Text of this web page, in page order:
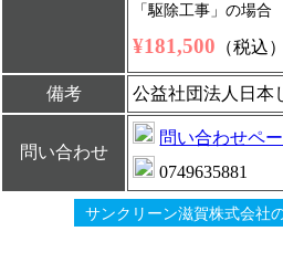
「駆除工事」の場合
¥181,500 （税込）
備考 公益社団法人日本
問い合わせ
問い合わせペ
0749635881
サンクリーン滋賀株式会社